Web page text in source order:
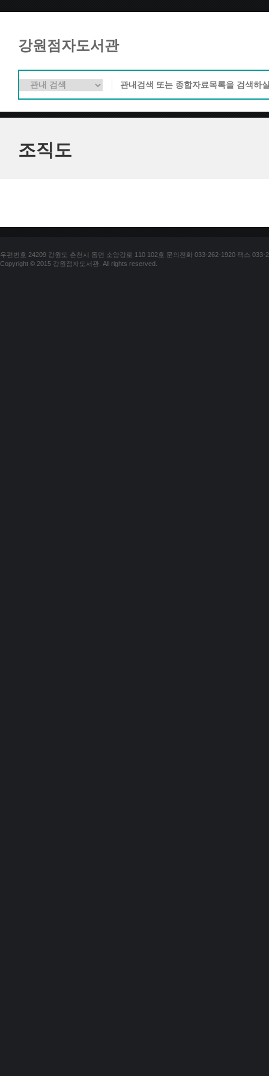
강원점자도서관
조직도
우편번호 24209 강원도 춘천시 동면 소양강로 110 102호 문의전화 033-262-1920 팩스 033-
Copyright © 2015 강원점자도서관. All rights reserved.